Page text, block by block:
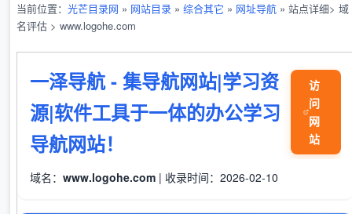
分类浏览 最新收录 数据归档 TOP排行榜
意见反馈 外链工具 综合查询
当前位置： 光芒目录网 » 网站目录 » 综合其它 » 网址导航 » 站点详细> 域
名评估 > www.logohe.com
一泽导航 - 集导航网站|学习资
源|软件工具于一体的办公学习
导航网站！
访
问
网
站
域名： www.logohe.com | 收录时间：2026-02-10